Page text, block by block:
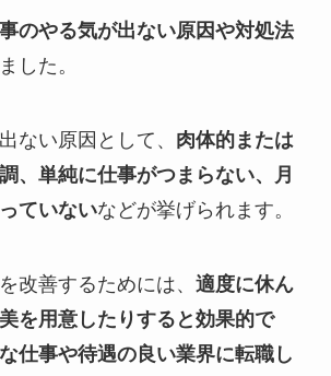
のやる気が出ない原因や対処法
した。
ない原因として、 肉体的または
、単純に仕事がつまらない、月
ていないなどが挙げられます。
改善するためには、 適度に休ん
を用意したりすると効果的で
仕事や待遇の良い業界に転職し